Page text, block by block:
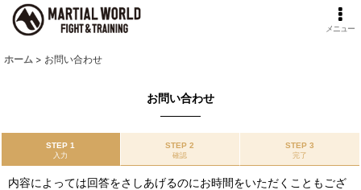
メニュー
ホーム > お問い合わせ
お問い合わせ
STEP 1
入力
STEP 2
確認
STEP 3
完了
内容によっては回答をさしあげるのにお時間をいただくこともござ